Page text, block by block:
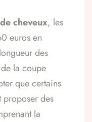
cheveux, les
euros en
des
la coupe
que certains
des
la